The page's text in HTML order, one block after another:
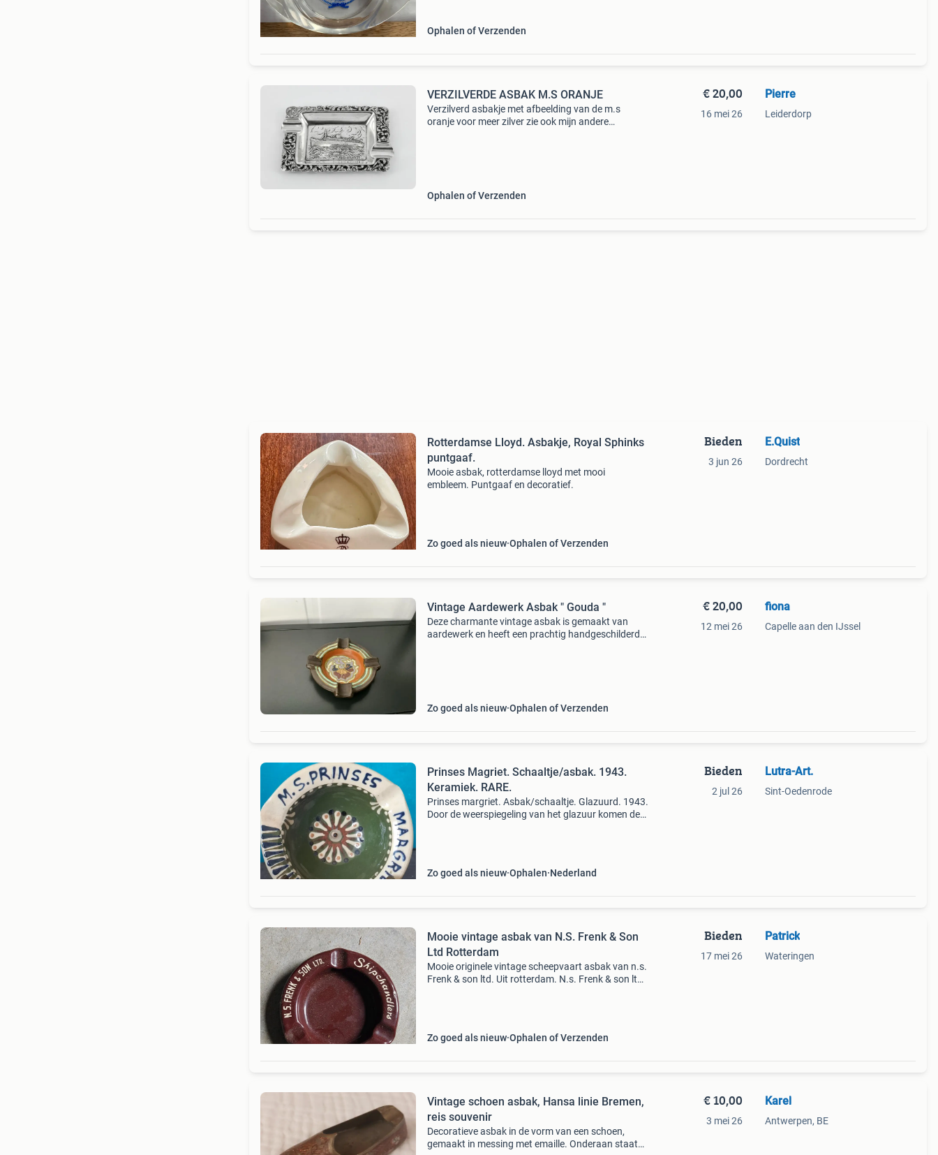
Ophalen of Verzenden
VERZILVERDE ASBAK M.S ORANJE
Verzilverd asbakje met afbeelding van de m.s
oranje voor meer zilver zie ook mijn andere
Ophalen of Verzenden
€ 20,00
16 mei 26
Pierre
Leiderdorp
Rotterdamse Lloyd. Asbakje, Royal Sphinks
puntgaaf.
Mooie asbak, rotterdamse lloyd met mooi
embleem. Puntgaaf en decoratief.
Zo goed als nieuw Ophalen of Verzenden
Bieden
3 jun 26
E.Quist
Dordrecht
Vintage Aardewerk Asbak " Gouda "
Deze charmante vintage asbak is gemaakt van
aardewerk en heeft een prachtig handgeschilderd
Zo goed als nieuw Ophalen of Verzenden
€ 20,00
12 mei 26
fiona
Capelle aan den IJssel
Prinses Magriet. Schaaltje/asbak. 1943.
Keramiek. RARE.
Prinses margriet. Asbak/schaaltje. Glazuurd. 1943.
Door de weerspiegeling van het glazuur komen de
Zo goed als nieuw Ophalen Nederland
Bieden
2 jul 26
Lutra-Art.
Sint-Oedenrode
Mooie vintage asbak van N.S. Frenk & Son
Ltd Rotterdam
Mooie originele vintage scheepvaart asbak van n.s.
Frenk & son ltd. Uit rotterdam. N.s. Frenk & son ltd.
Zo goed als nieuw Ophalen of Verzenden
Bieden
17 mei 26
Patrick
Wateringen
Vintage schoen asbak, Hansa linie Bremen,
reis souvenir
Decoratieve asbak in de vorm van een schoen,
gemaakt in messing met emaille. Onderaan staat
€ 10,00
3 mei 26
Karel
Antwerpen, BE